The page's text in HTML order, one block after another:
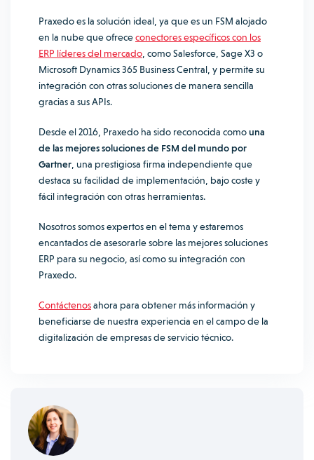
Praxedo es la solución ideal, ya que es un FSM alojado
en la nube que ofrececonectores específicos con los
ERP líderes del mercado , como Salesforce, Sage X3 o
Microsoft Dynamics 365 Business Central, y permite su
integración con otras soluciones de manera sencilla
gracias a sus APIs.
Desde el 2016, Praxedo ha sido reconocida comouna
de las mejores soluciones de FSM del mundo por
Gartner , una prestigiosa firma independiente que
destaca su facilidad de implementación, bajo coste y
fácil integración con otras herramientas.
Nosotros somos expertos en el tema y estaremos
encantados de asesorarle sobre las mejores soluciones
ERP para su negocio, así como su integración con
Praxedo.
Contáctenosahora para obtener más información y
beneficiarse de nuestra experiencia en el campo de la
digitalización de empresas de servicio técnico.